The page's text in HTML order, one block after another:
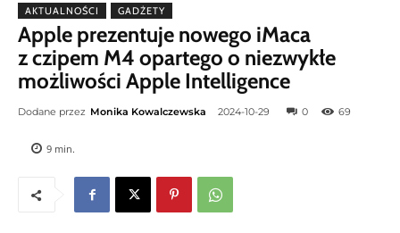
AKTUALNOŚCI GADŻETY
Apple prezentuje nowego iMaca
z czipem M4 opartego o niezwykłe
możliwości Apple Intelligence
Dodane przez Monika Kowalczewska 2024-10-29 0 69
9 min.